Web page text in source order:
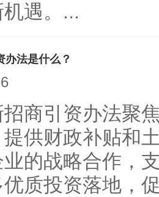
遇。...
办法是什么？
商引资办法聚
供财政补贴和
的战略合作，
质投资落地，